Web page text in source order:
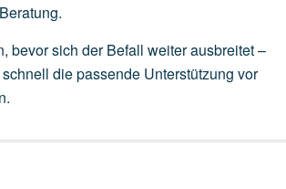
Beratung.
bevor sich der Befall weiter ausbreitet –
die passende Unterstützung vor